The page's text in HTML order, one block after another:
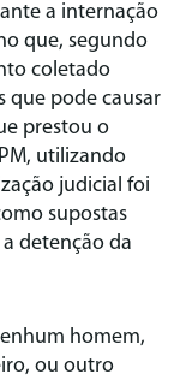
a internação
que, segundo
coletado
que pode causar
prestou o
utilizando
judicial foi
supostas
detenção da
homem,
ou outro